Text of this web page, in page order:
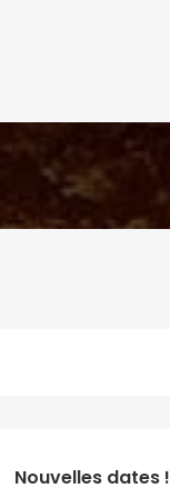
Nouvelles dates !